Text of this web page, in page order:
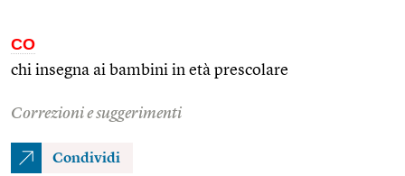
CO
chi insegna ai bambini in età prescolare
Correzioni e suggerimenti
Condividi